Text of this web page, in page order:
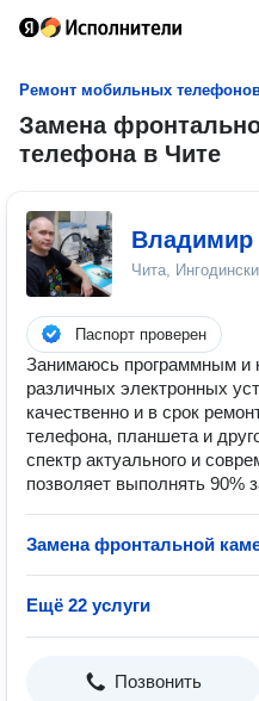
Ремонт мобильных
Замена
телефона в Чите
Владимир
Чита,
Паспорт проверен
Занимаюсь программным и
различных электронных
качественно и в срок
телефона, планшета и
спектр актуального и
позволяет выполнять 90%
Замена фронтальной
Ещё 22 услуги
Позвонить